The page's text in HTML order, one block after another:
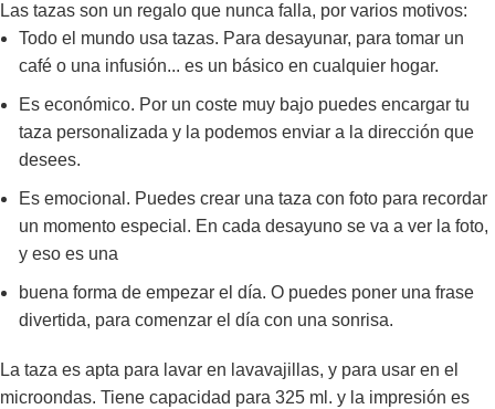
Las tazas son un regalo que nunca falla, por varios motivos:
Todo el mundo usa tazas. Para desayunar, para tomar un
café o una infusión... es un básico en cualquier hogar.
Es económico. Por un coste muy bajo puedes encargar tu
taza personalizada y la podemos enviar a la dirección que
desees.
Es emocional. Puedes crear una taza con foto para recordar
un momento especial. En cada desayuno se va a ver la foto,
y eso es una
buena forma de empezar el día. O puedes poner una frase
divertida, para comenzar el día con una sonrisa.
La taza es apta para lavar en lavavajillas, y para usar en el
microondas. Tiene capacidad para 325 ml. y la impresión es